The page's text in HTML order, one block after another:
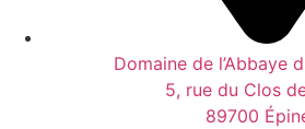
Domaine de l’Abbaye
5, rue du Clos
89700